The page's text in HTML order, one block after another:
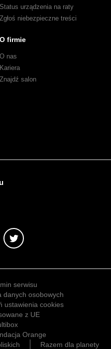
Status urządzenia na raty
Zgłoś niebezpieczne treści
O firmie
O nas
Kariera
Znajdź salon
serwisu
danych osobowych
ustawienia cookies
z UE
Orange
Razem dla planety